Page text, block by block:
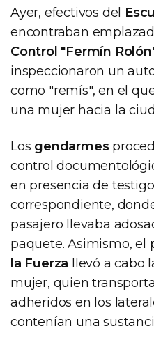
Ayer, efectivos del
encontraban
Control "Fermín
inspeccionaron un
como "remís", en el
una mujer hacia la
Los gendarmes
control
en presencia de
correspondiente,
pasajero llevaba
paquete. Asimismo, el
la Fuerza llevó a cabo
mujer, quien
adheridos en los
contenían una